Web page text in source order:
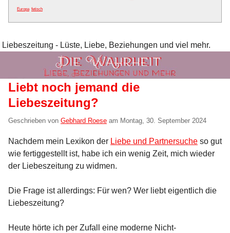
Europa fetisch
Liebeszeitung - Lüste, Liebe, Beziehungen und viel mehr.
Liebt noch jemand die
Liebeszeitung?
Geschrieben von Gebhard Roese am Montag, 30. September 2024
Nachdem mein Lexikon der Liebe und Partnersuche so gut
wie fertiggestellt ist, habe ich ein wenig Zeit, mich wieder
der Liebeszeitung zu widmen.
Die Frage ist allerdings: Für wen? Wer liebt eigentlich die
Liebeszeitung?
Heute hörte ich per Zufall eine moderne Nicht-